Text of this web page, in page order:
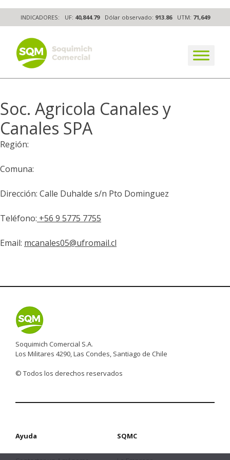
to
content
INDICADORES: UF: 40,844.79 Dólar observado: 913.86 UTM: 71,649
The worldwide business formula
Soc. Agricola Canales y
Canales SPA
Región:
Comuna:
Dirección: Calle Duhalde s/n Pto Dominguez
Teléfono: +56 9 5775 7755
Email: mcanales05@ufromail.cl
Soquimich Comercial S.A.
Los Militares 4290, Las Condes, Santiago de Chile
© Todos los derechos reservados
Ayuda SQMC